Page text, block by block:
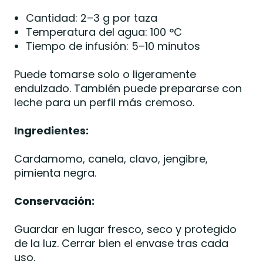
Cantidad: 2–3 g por taza
Temperatura del agua: 100 °C
Tiempo de infusión: 5–10 minutos
Puede tomarse solo o ligeramente
endulzado. También puede prepararse con
leche para un perfil más cremoso.
Ingredientes:
Cardamomo, canela, clavo, jengibre,
pimienta negra.
Conservación:
Guardar en lugar fresco, seco y protegido
de la luz. Cerrar bien el envase tras cada
uso.